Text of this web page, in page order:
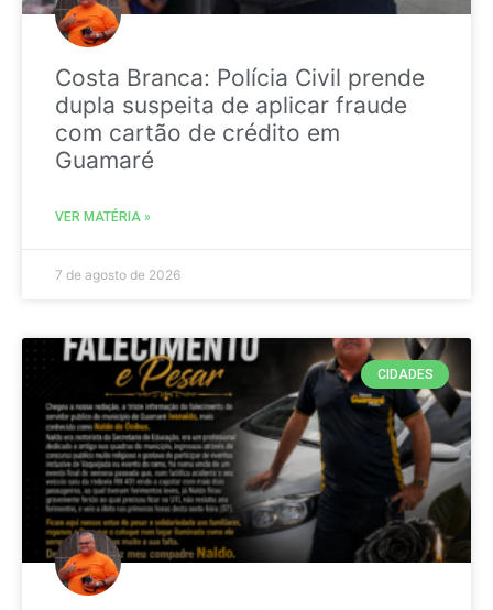
Costa Branca: Polícia Civil prende
dupla suspeita de aplicar fraude
com cartão de crédito em
Guamaré
VER MATÉRIA »
7 de agosto de 2026
CIDADES